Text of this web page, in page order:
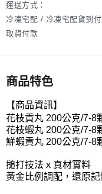
運送方式：
冷凍宅配 / 冷凍宅配貨到
取貨付款
商品特色
【商品資訊】
花枝貢丸 200公克/7-8
花枝蝦丸 200公克/7-8
鮮蝦貢丸 200公克/7-8
搥打技法ｘ真材實料
黃⾦比例調配，還原